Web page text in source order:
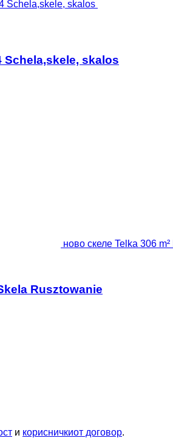
Schela,skele, skalos
ново скеле Telka 306
Rusztowanie
и корисничкиот договор.